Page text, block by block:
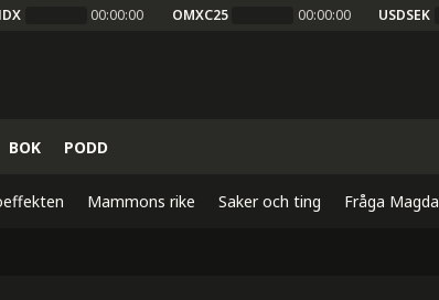
00:00:00 OMXC25 00:00:00 USDSEK
BOK PODD
Mammons rike Saker och ting Fråga Magda